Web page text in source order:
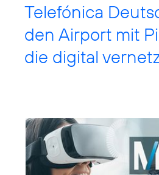
Telefónica
den Airport mit
die digital